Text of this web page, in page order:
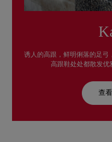
诱人的高跟，鲜明俐落的足弓
高跟鞋处处都散发优
查